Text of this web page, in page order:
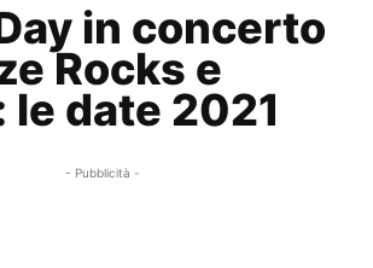
in concerto
Rocks e
le date 2021
- Pubblicità -